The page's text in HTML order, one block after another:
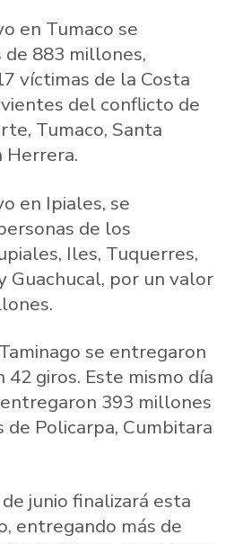
en Tumaco se
883 millones,
víctimas de la Costa
del conflicto de
Tumaco, Santa
Herrera.
en Ipiales, se
de los
Iles, Tuquerres,
Guachucal, por un valor
se entregaron
42 giros. Este mismo día
393 millones
de Policarpa, Cumbitara
junio finalizará esta
entregando más de